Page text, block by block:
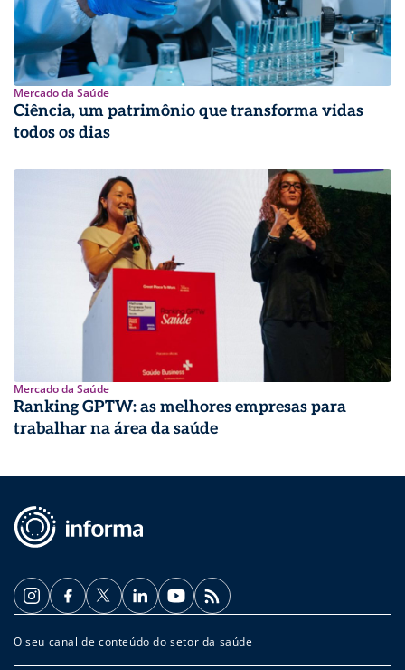
Mercado da Saúde
Ciência, um patrimônio que transforma vidas
todos os dias
Mercado da Saúde
Ranking GPTW: as melhores empresas para
trabalhar na área da saúde
O seu canal de conteúdo do setor da saúde